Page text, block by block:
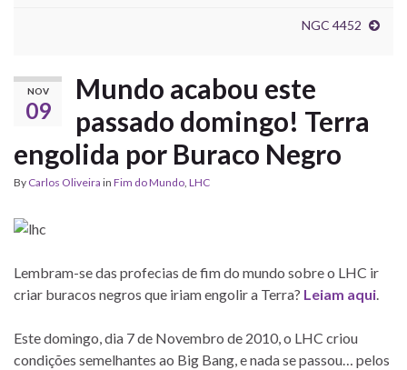
NGC 4452
NOV
09
Mundo acabou este
passado domingo! Terra
engolida por Buraco Negro
By Carlos Oliveira in Fim do Mundo, LHC
Lembram-se das profecias de fim do mundo sobre o LHC ir
criar buracos negros que iriam engolir a Terra? Leiam aqui.
Este domingo, dia 7 de Novembro de 2010, o LHC criou
condições semelhantes ao Big Bang, e nada se passou… pelos